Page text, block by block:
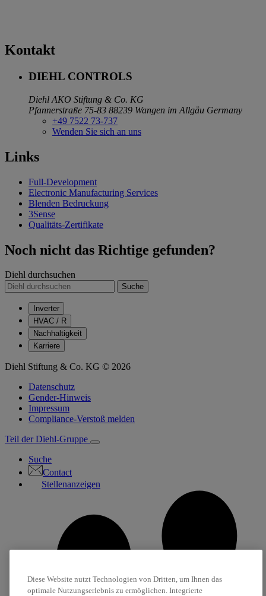
Kontakt
DIEHL CONTROLS
Diehl AKO Stiftung & Co. KG
Pfannerstraße 75-83 88239 Wangen im Allgäu Germany
+49 7522 73-737
Wenden Sie sich an uns
Links
Full-Development
Electronic Manufacturing Services
Blenden Bedruckung
3Sense
Qualitäts-Zertifikate
Noch nicht das Richtige gefunden?
Diehl durchsuchen
Suche
Inverter
HVAC / R
Nachhaltigkeit
Karriere
Diehl Stiftung & Co. KG © 2026
Datenschutz
Gender-Hinweis
Impressum
Compliance-Verstoß melden
Teil der Diehl-Gruppe
Suche
Contact
Stellenanzeigen
Diese Website nutzt Technologien von Dritten, um Ihnen das
optimale Nutzungserlebnis zu ermöglichen. Integrierte